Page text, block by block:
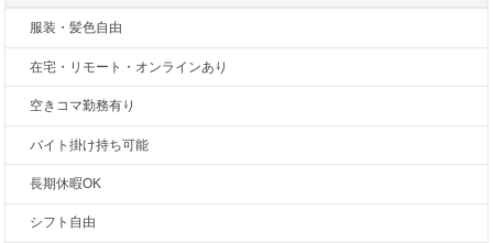
服装・髪色自由
在宅・リモート・オンラインあり
空きコマ勤務有り
バイト掛け持ち可能
長期休暇OK
シフト自由